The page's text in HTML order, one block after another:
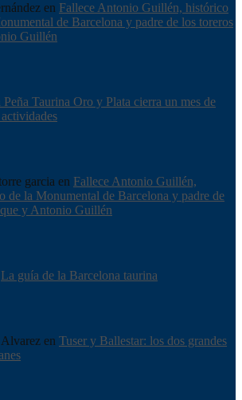
en Fallece Antonio Guillén, histórico
de Barcelona y padre de los toreros
Guillén
Peña Taurina Oro y Plata cierra un mes de
garcia en Fallece Antonio Guillén,
de la Monumental de Barcelona y padre de
y Antonio Guillén
La guía de la Barcelona taurina
en Tuser y Ballestar: los dos grandes